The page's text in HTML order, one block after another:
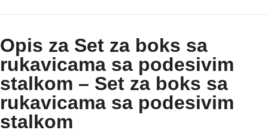
Opis za Set za boks sa
rukavicama sa podesivim
stalkom – Set za boks sa
rukavicama sa podesivim
stalkom